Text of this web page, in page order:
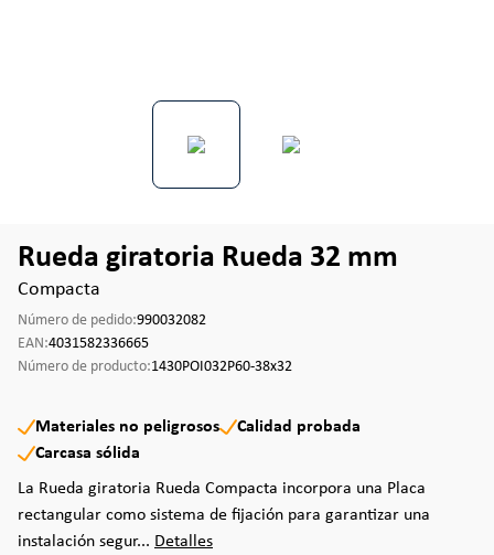
Rueda giratoria Rueda 32 mm
Compacta
Número de pedido:990032082
EAN:4031582336665
Número de producto:1430POI032P60-38x32
Materiales no peligrosos
Calidad probada
Carcasa sólida
La Rueda giratoria Rueda Compacta incorpora una Placa
rectangular como sistema de fijación para garantizar una
instalación segur... Detalles